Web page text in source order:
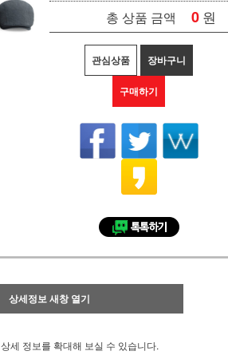
총 상품 금액 0 원
관심상품 장바구니
구매하기
상세정보 새창 열기
상세 정보를 확대해 보실 수 있습니다.